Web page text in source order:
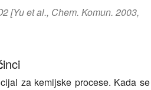
[Yu et al., Chem. Komun. 2003,
za kemijske procese. Kada se